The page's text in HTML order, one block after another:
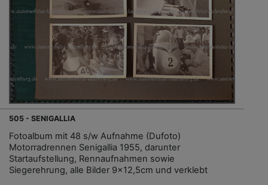
505 - SENIGALLIA
Fotoalbum mit 48 s/w Aufnahme (Dufoto)
Motorradrennen Senigallia 1955, darunter
Startaufstellung, Rennaufnahmen sowie
Siegerehrung, alle Bilder 9x12,5cm und verklebt